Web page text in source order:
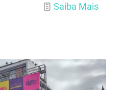
Saiba Mais